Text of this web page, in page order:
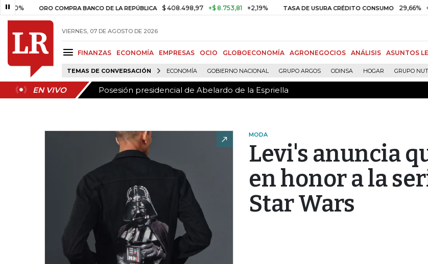
ORO COMPRA BANCO DE LA REPÚBLICA $ 408.498,97 +$ 8.753,81 +2,19% TASA DE USURA CRÉDITO CONSUMO 29,66% +0,87%
VIERNES, 07 DE AGOSTO DE 2026
FINANZAS ECONOMÍA EMPRESAS OCIO GLOBOECONOMÍA AGRONEGOCIOS ANÁLISIS ASUNTOS
TEMAS DE CONVERSACIÓN ECONOMÍA GOBIERNO NACIONAL GRUPO ARGOS ODINSA HOGAR GRUPO
EN VIVO Posesión presidencial de Abelardo de la Espriella
EN VIVO Posesión presidencial de Abelardo de la Espriella
MODA
Levi's anuncia
en honor a la
Star Wars